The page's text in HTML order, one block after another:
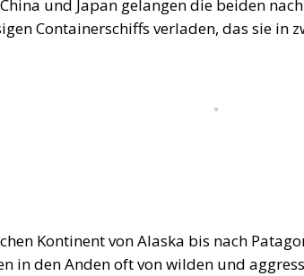
und Japan gelangen die beiden nach
Containerschiffs verladen, das sie in
Kontinent von Alaska bis nach
in den Anden oft von wilden und